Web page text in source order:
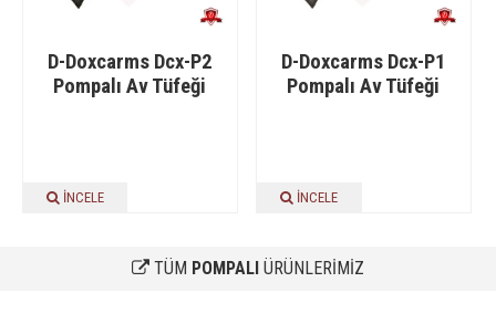
D-Doxcarms Dcx-P2
Pompalı Av Tüfeği
İNCELE
D-Doxcarms Dcx-P1
Pompalı Av Tüfeği
İNCELE
TÜM POMPALI ÜRÜNLERİMİZ